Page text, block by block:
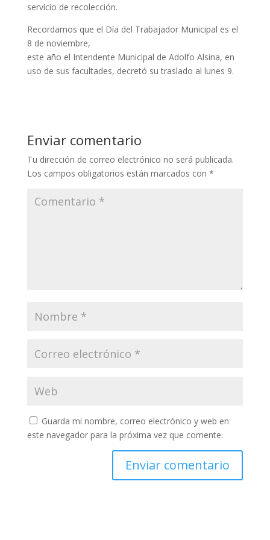
servicio de recolección.
Recordamos que el Día del Trabajador Municipal es el
8 de noviembre,
este año el Intendente Municipal de Adolfo Alsina, en
uso de sus facultades, decretó su traslado al lunes 9.
Enviar comentario
Tu dirección de correo electrónico no será publicada.
Los campos obligatorios están marcados con *
Guarda mi nombre, correo electrónico y web en
este navegador para la próxima vez que comente.